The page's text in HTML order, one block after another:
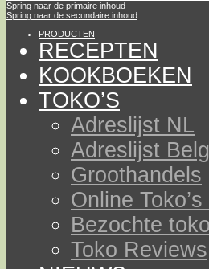
Spring naar de primaire inhoud
Spring naar de secundaire inhoud
PRODUCTEN
RECEPTEN
KOOKBOEKEN
TOKO’S
Adreslijst NL
Adreslijst
Groothandels
Online
Bezochte
Toko Reviews